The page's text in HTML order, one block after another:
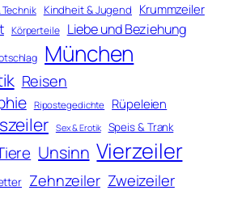
Kindheit & Jugend Krummzeiler
Körperteile Liebe und Beziehung
München
Reisen
Ripostegedichte Rüpeleien
Sex & Erotik Speis & Trank
Unsinn Vierzeiler
Zehnzeiler Zweizeiler